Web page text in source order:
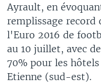
Ayrault, en
remplissage record
l'Euro 2016 de
au 10 juillet, avec
70% pour les
Etienne (sud-est).